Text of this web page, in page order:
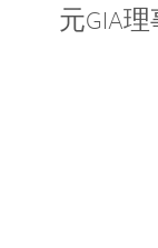
元GIA理